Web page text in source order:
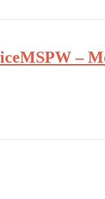
MSPW –